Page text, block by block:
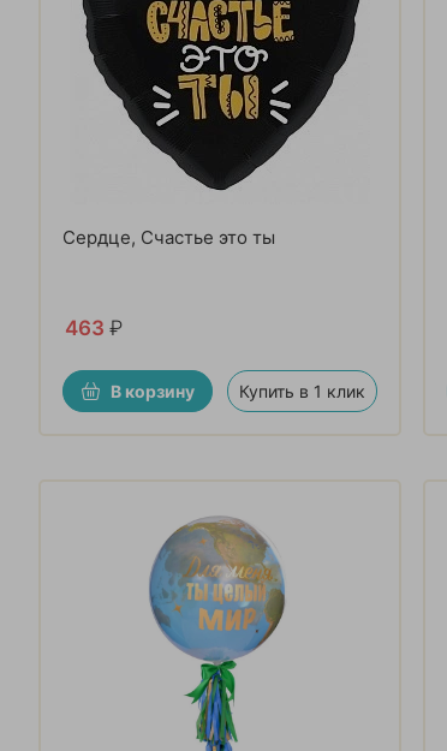
Сердце, Счастье это ты
463 ₽
В корзину Купить в 1 клик